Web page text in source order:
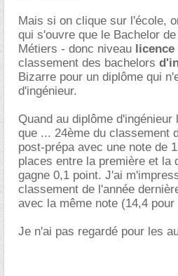
Mais si on clique sur l'école,
qui s'ouvre que le Bachelor
Métiers - donc niveau licence
classement des bachelors
Bizarre pour un diplôme qui
d'ingénieur.
Quand au diplôme
que ... 24ème du classement
post-prépa avec une note de
places entre la première et la
gagne 0,1 point. J'ai
classement de l'année
avec la même note (14,4
Je n'ai pas regardé pour les